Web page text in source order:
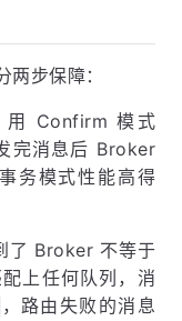
步保障：
用 Confirm 模式
完消息后 Broker
务模式性能高得
了 Broker 不等于
上任何队列，消
，路由失败的消息